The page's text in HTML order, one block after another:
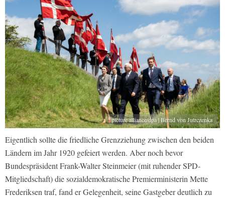
picture alliance/dpa | Bernd von Jutrczenka
Eigentlich sollte die friedliche Grenzziehung zwischen den beiden
Ländern im Jahr 1920 gefeiert werden. Aber noch bevor
Bundespräsident Frank-Walter Steinmeier (mit ruhender SPD-
Mitgliedschaft) die sozialdemokratische Premierministerin Mette
Frederiksen traf, fand er Gelegenheit, seine Gastgeber deutlich zu